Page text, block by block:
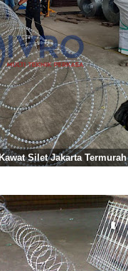
Silet Jakarta Termurah